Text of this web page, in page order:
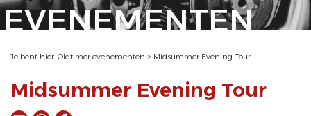
EVENEMENTEN
Je bent hier: Oldtimer evenementen > Midsummer Evening Tour
Midsummer Evening Tour